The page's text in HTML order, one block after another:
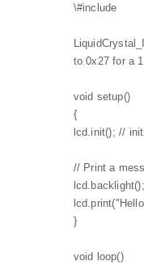
\#include
to 0x27 for a
void setup()
{
lcd.init(); //
// Print a
lcd.backlight();
}
void loop()